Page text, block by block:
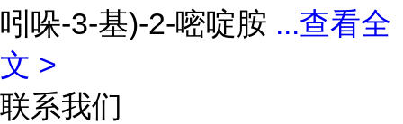
吲哚-3-基)-2-嘧啶胺 ...查看全
文 >
联系我们